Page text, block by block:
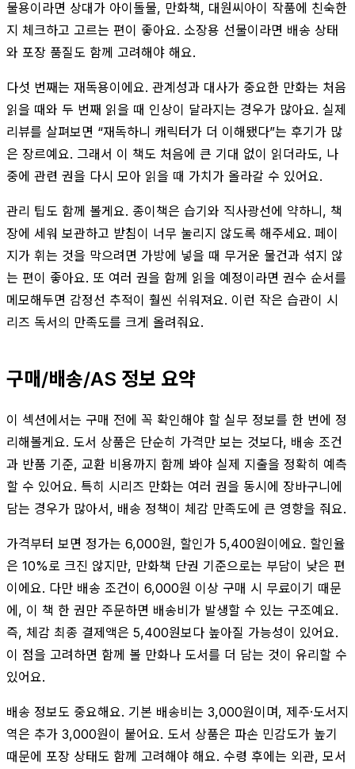
물용이라면 상대가 아이돌물, 만화책, 대원씨아이 작품에 친숙한
지 체크하고 고르는 편이 좋아요. 소장용 선물이라면 배송 상태
와 포장 품질도 함께 고려해야 해요.
다섯 번째는 재독용이에요. 관계성과 대사가 중요한 만화는 처음
읽을 때와 두 번째 읽을 때 인상이 달라지는 경우가 많아요. 실제
리뷰를 살펴보면 “재독하니 캐릭터가 더 이해됐다”는 후기가 많
은 장르예요. 그래서 이 책도 처음에 큰 기대 없이 읽더라도, 나
중에 관련 권을 다시 모아 읽을 때 가치가 올라갈 수 있어요.
관리 팁도 함께 볼게요. 종이책은 습기와 직사광선에 약하니, 책
장에 세워 보관하고 받침이 너무 눌리지 않도록 해주세요. 페이
지가 휘는 것을 막으려면 가방에 넣을 때 무거운 물건과 섞지 않
는 편이 좋아요. 또 여러 권을 함께 읽을 예정이라면 권수 순서를
메모해두면 감정선 추적이 훨씬 쉬워져요. 이런 작은 습관이 시
리즈 독서의 만족도를 크게 올려줘요.
구매/배송/AS 정보 요약
이 섹션에서는 구매 전에 꼭 확인해야 할 실무 정보를 한 번에 정
리해볼게요. 도서 상품은 단순히 가격만 보는 것보다, 배송 조건
과 반품 기준, 교환 비용까지 함께 봐야 실제 지출을 정확히 예측
할 수 있어요. 특히 시리즈 만화는 여러 권을 동시에 장바구니에
담는 경우가 많아서, 배송 정책이 체감 만족도에 큰 영향을 줘요.
가격부터 보면 정가는 6,000원, 할인가 5,400원이에요. 할인율
은 10%로 크진 않지만, 만화책 단권 기준으로는 부담이 낮은 편
이에요. 다만 배송 조건이 6,000원 이상 구매 시 무료이기 때문
에, 이 책 한 권만 주문하면 배송비가 발생할 수 있는 구조예요.
즉, 체감 최종 결제액은 5,400원보다 높아질 가능성이 있어요.
이 점을 고려하면 함께 볼 만화나 도서를 더 담는 것이 유리할 수
있어요.
배송 정보도 중요해요. 기본 배송비는 3,000원이며, 제주·도서지
역은 추가 3,000원이 붙어요. 도서 상품은 파손 민감도가 높기
때문에 포장 상태도 함께 고려해야 해요. 수령 후에는 외관, 모서